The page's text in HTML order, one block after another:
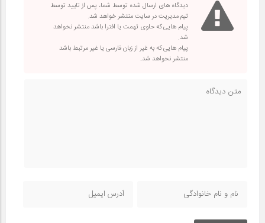
دیدگاه های ارسال شده توسط شما، پس از تایید توسط
تیم مدیریت در سایت منتشر خواهد شد.
پیام هایی که حاوی تهمت یا افترا باشد منتشر نخواهد
شد.
پیام هایی که به غیر از زبان فارسی یا غیر مرتبط باشد
منتشر نخواهد شد.